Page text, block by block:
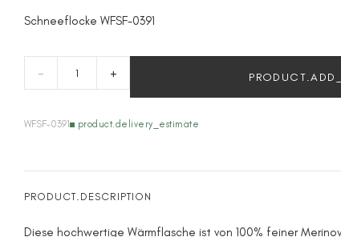
Schneeflocke WFSF-0391
- +
WFSF-0391 product.delivery_estimate
PRODUCT.DESCRIPTION
Diese hochwertige Wärmflasche ist von 100% feiner